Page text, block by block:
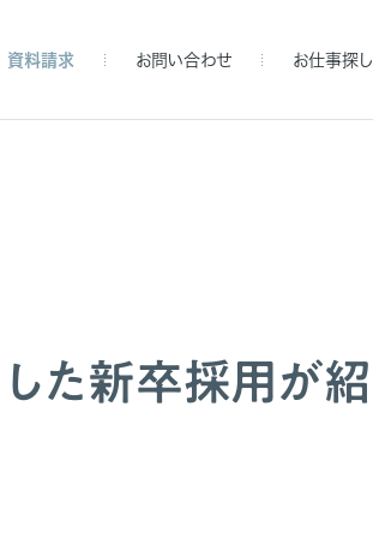
資料請求 お問い合わせ お仕事探し
した新卒採用が紹